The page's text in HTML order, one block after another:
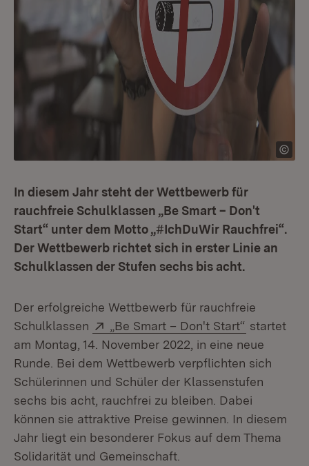
In diesem Jahr steht der Wettbewerb für
rauchfreie Schulklassen „Be Smart – Don't
Start“ unter dem Motto „#IchDuWir Rauchfrei“.
Der Wettbewerb richtet sich in erster Linie an
Schulklassen der Stufen sechs bis acht.
Der erfolgreiche Wettbewerb für rauchfreie
Schulklassen
Extern:
„Be Smart – Don't Start“ (Öffnet in
startet
am Montag, 14. November 2022, in eine neue
Runde. Bei dem Wettbewerb verpflichten sich
Schülerinnen und Schüler der Klassenstufen
sechs bis acht, rauchfrei zu bleiben. Dabei
können sie attraktive Preise gewinnen. In diesem
Jahr liegt ein besonderer Fokus auf dem Thema
Solidarität und Gemeinschaft.